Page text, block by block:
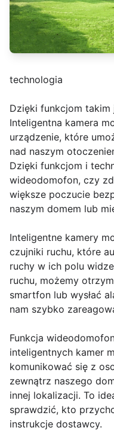
technologia
Dzięki funkcjom takim
Inteligentna kamera
urządzenie, które
nad naszym
Dzięki funkcjom i
wideodomofon, czy
większe poczucie
naszym domem lub
Inteligentne kamery
czujniki ruchu, które
ruchy w ich polu
ruchu, możemy
smartfon lub wysłać
nam szybko
Funkcja
inteligentnych kamer
komunikować się z
zewnątrz naszego
innej lokalizacji. To
sprawdzić, kto
instrukcje dostawcy.